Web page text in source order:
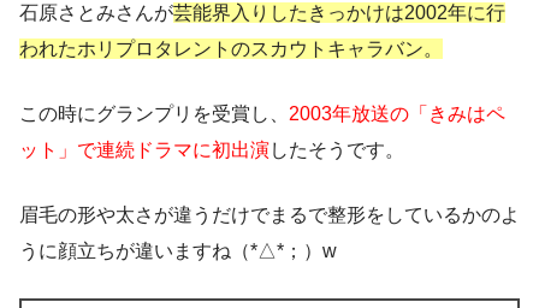
石原さとみさんが芸能界入りしたきっかけは2002年に行
われたホリプロタレントのスカウトキャラバン。
この時にグランプリを受賞し、 2003年放送の「きみはペ
ット」で連続ドラマに初出演したそうです。
眉毛の形や太さが違うだけでまるで整形をしているかのよ
うに顔立ちが違いますね（*△*；）w